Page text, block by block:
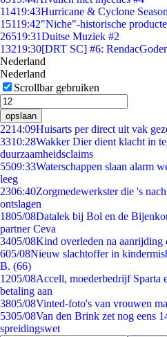
11419:43Hurricane & Cyclone
15119:42"Niche"-historische
26519:31Duitse Muziek #2
13219:30[DRT SC] #6:
Nederland
Nederland
Scrollbar gebruiken
opslaan
2214:09Huisarts per direct uit vak
3310:28Wakker Dier dient klacht in
duurzaamheidsclaims
5509:33Waterschappen slaan alarm
leeg
2306:40Zorgmedewerkster die 's
ontslagen
1805/08Datalek bij Bol en de
partner Ceva
3405/08Kind overleden na
605/08Nieuw slachtoffer in
B. (66)
1205/08Accell, moederbedrijf Sparta
betaling aan
3805/08Vinted-foto's van vrouwen
5305/08Van den Brink zet nog eens
spreidingswet